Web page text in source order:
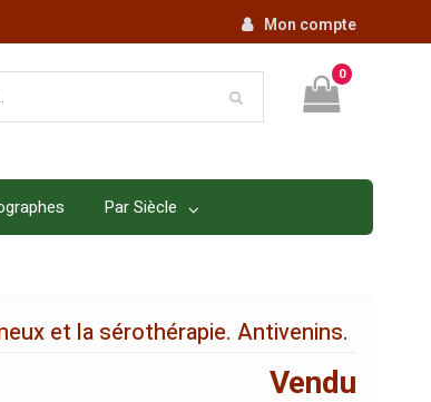
Mon compte
0
Par Siècle
et la sérothérapie. Antivenins.
Vendu